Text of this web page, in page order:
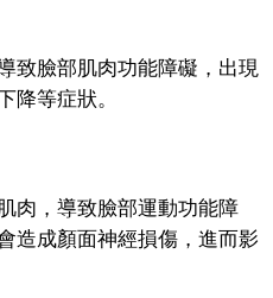
臉部肌肉功能障礙，出現
降等症狀。
，導致臉部運動功能障
造成顏面神經損傷，進而影